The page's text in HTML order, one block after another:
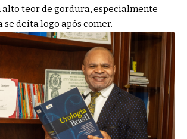
alto teor de gordura, especialmente
se deita logo após comer.